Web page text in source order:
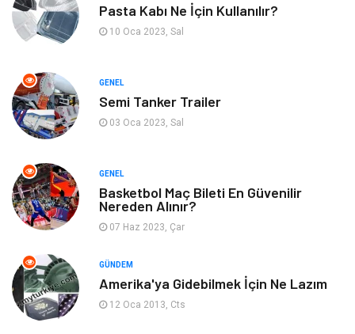
Güzellik & Bakım
Bilgisayar & Yazılım Mobilya
Bebek Giyim Moda
Blogroll
Markalar
Restaurant
Pasta Kabı Ne İçin Kullanılır?
10 Oca 2023, Sal
GENEL
Semi Tanker Trailer
03 Oca 2023, Sal
GENEL
Basketbol Maç Bileti En Güvenilir
Nereden Alınır?
07 Haz 2023, Çar
GÜNDEM
Amerika'ya Gidebilmek İçin Ne Lazım
12 Oca 2013, Cts